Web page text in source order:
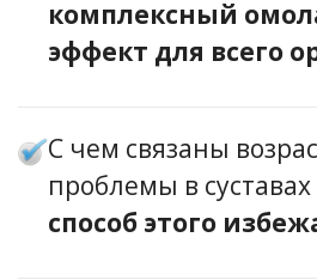
комплексный
эффект для всего
С чем связаны
проблемы в суставах
способ этого